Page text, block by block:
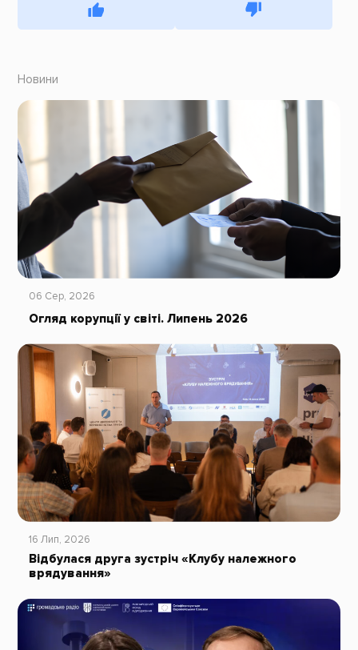
Новини
06 Сер, 2026
Огляд корупції у світі. Липень 2026
16 Лип, 2026
Відбулася друга зустріч «Клубу належного
врядування»